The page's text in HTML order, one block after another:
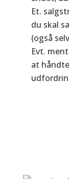
Et.
du skal
(også
Evt.
at